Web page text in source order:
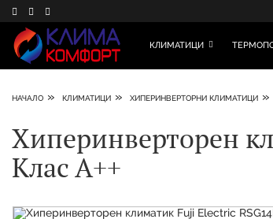
КЛИМАТИЦИ
НАЧАЛО » КЛИМАТИЦИ » ХИПЕРИНВЕРТОРНИ КЛИМАТИЦИ »
Хиперинверторен
Клас А++